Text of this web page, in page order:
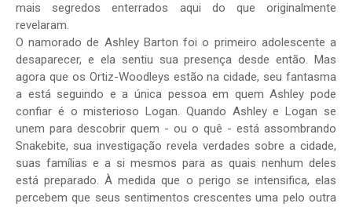
mais segredos enterrados aqui do que originalmente
revelaram.
O namorado de Ashley Barton foi o primeiro adolescente a
desaparecer, e ela sentiu sua presença desde então. Mas
agora que os Ortiz-Woodleys estão na cidade, seu fantasma
a está seguindo e a única pessoa em quem Ashley pode
confiar é o misterioso Logan. Quando Ashley e Logan se
unem para descobrir quem - ou o quê - está assombrando
Snakebite, sua investigação revela verdades sobre a cidade,
suas famílias e a si mesmos para as quais nenhum deles
está preparado. À medida que o perigo se intensifica, elas
percebem que seus sentimentos crescentes uma pelo outra